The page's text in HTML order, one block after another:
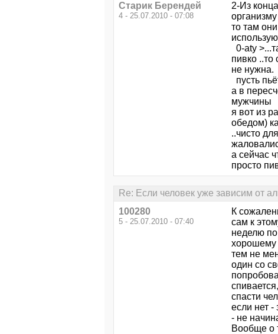
Старик Берендей
4 - 25.07.2010 - 07:08
2-Из
то там
0-aty
пивко
не нужна.
пусть
а в
мужчины
я вот из
обедом)
..чисто
а сейчас
просто
Re: Если человек уже зависим от
100280
5 - 25.07.2010 - 07:40
К
сам к
неделю
хорошему
тем не
один со
спасти
если нет
- не
Вообще о